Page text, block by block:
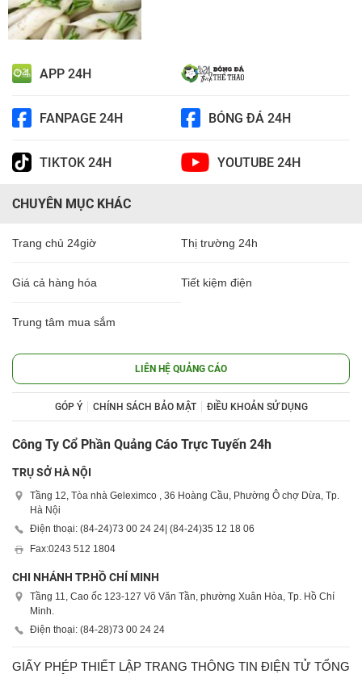
APP 24H
FANPAGE 24H BÓNG ĐÁ 24H
TIKTOK 24H YOUTUBE 24H
CHUYÊN MỤC KHÁC
Trang chủ 24giờ Thị trường 24h
Giá cả hàng hóa Tiết kiệm điện
Trung tâm mua sắm
LIÊN HỆ QUẢNG CÁO
GÓP Ý CHÍNH SÁCH BẢO MẬT ĐIỀU KHOẢN SỬ DỤNG
Công Ty Cổ Phần Quảng Cáo Trực Tuyến 24h
TRỤ SỞ HÀ NỘI
Tầng 12, Tòa nhà Geleximco , 36 Hoàng Cầu, Phường Ô chợ Dừa, Tp.
Hà Nội
Điện thoại: (84-24)73 00 24 24 | (84-24)35 12 18 06
Fax:0243 512 1804
CHI NHÁNH TP.HỒ CHÍ MINH
Tầng 11, Cao ốc 123-127 Võ Văn Tần, phường Xuân Hòa, Tp. Hồ Chí
Minh.
Điện thoại: (84-28)73 00 24 24
GIẤY PHÉP THIẾT LẬP TRANG THÔNG TIN ĐIỆN TỬ TỔNG